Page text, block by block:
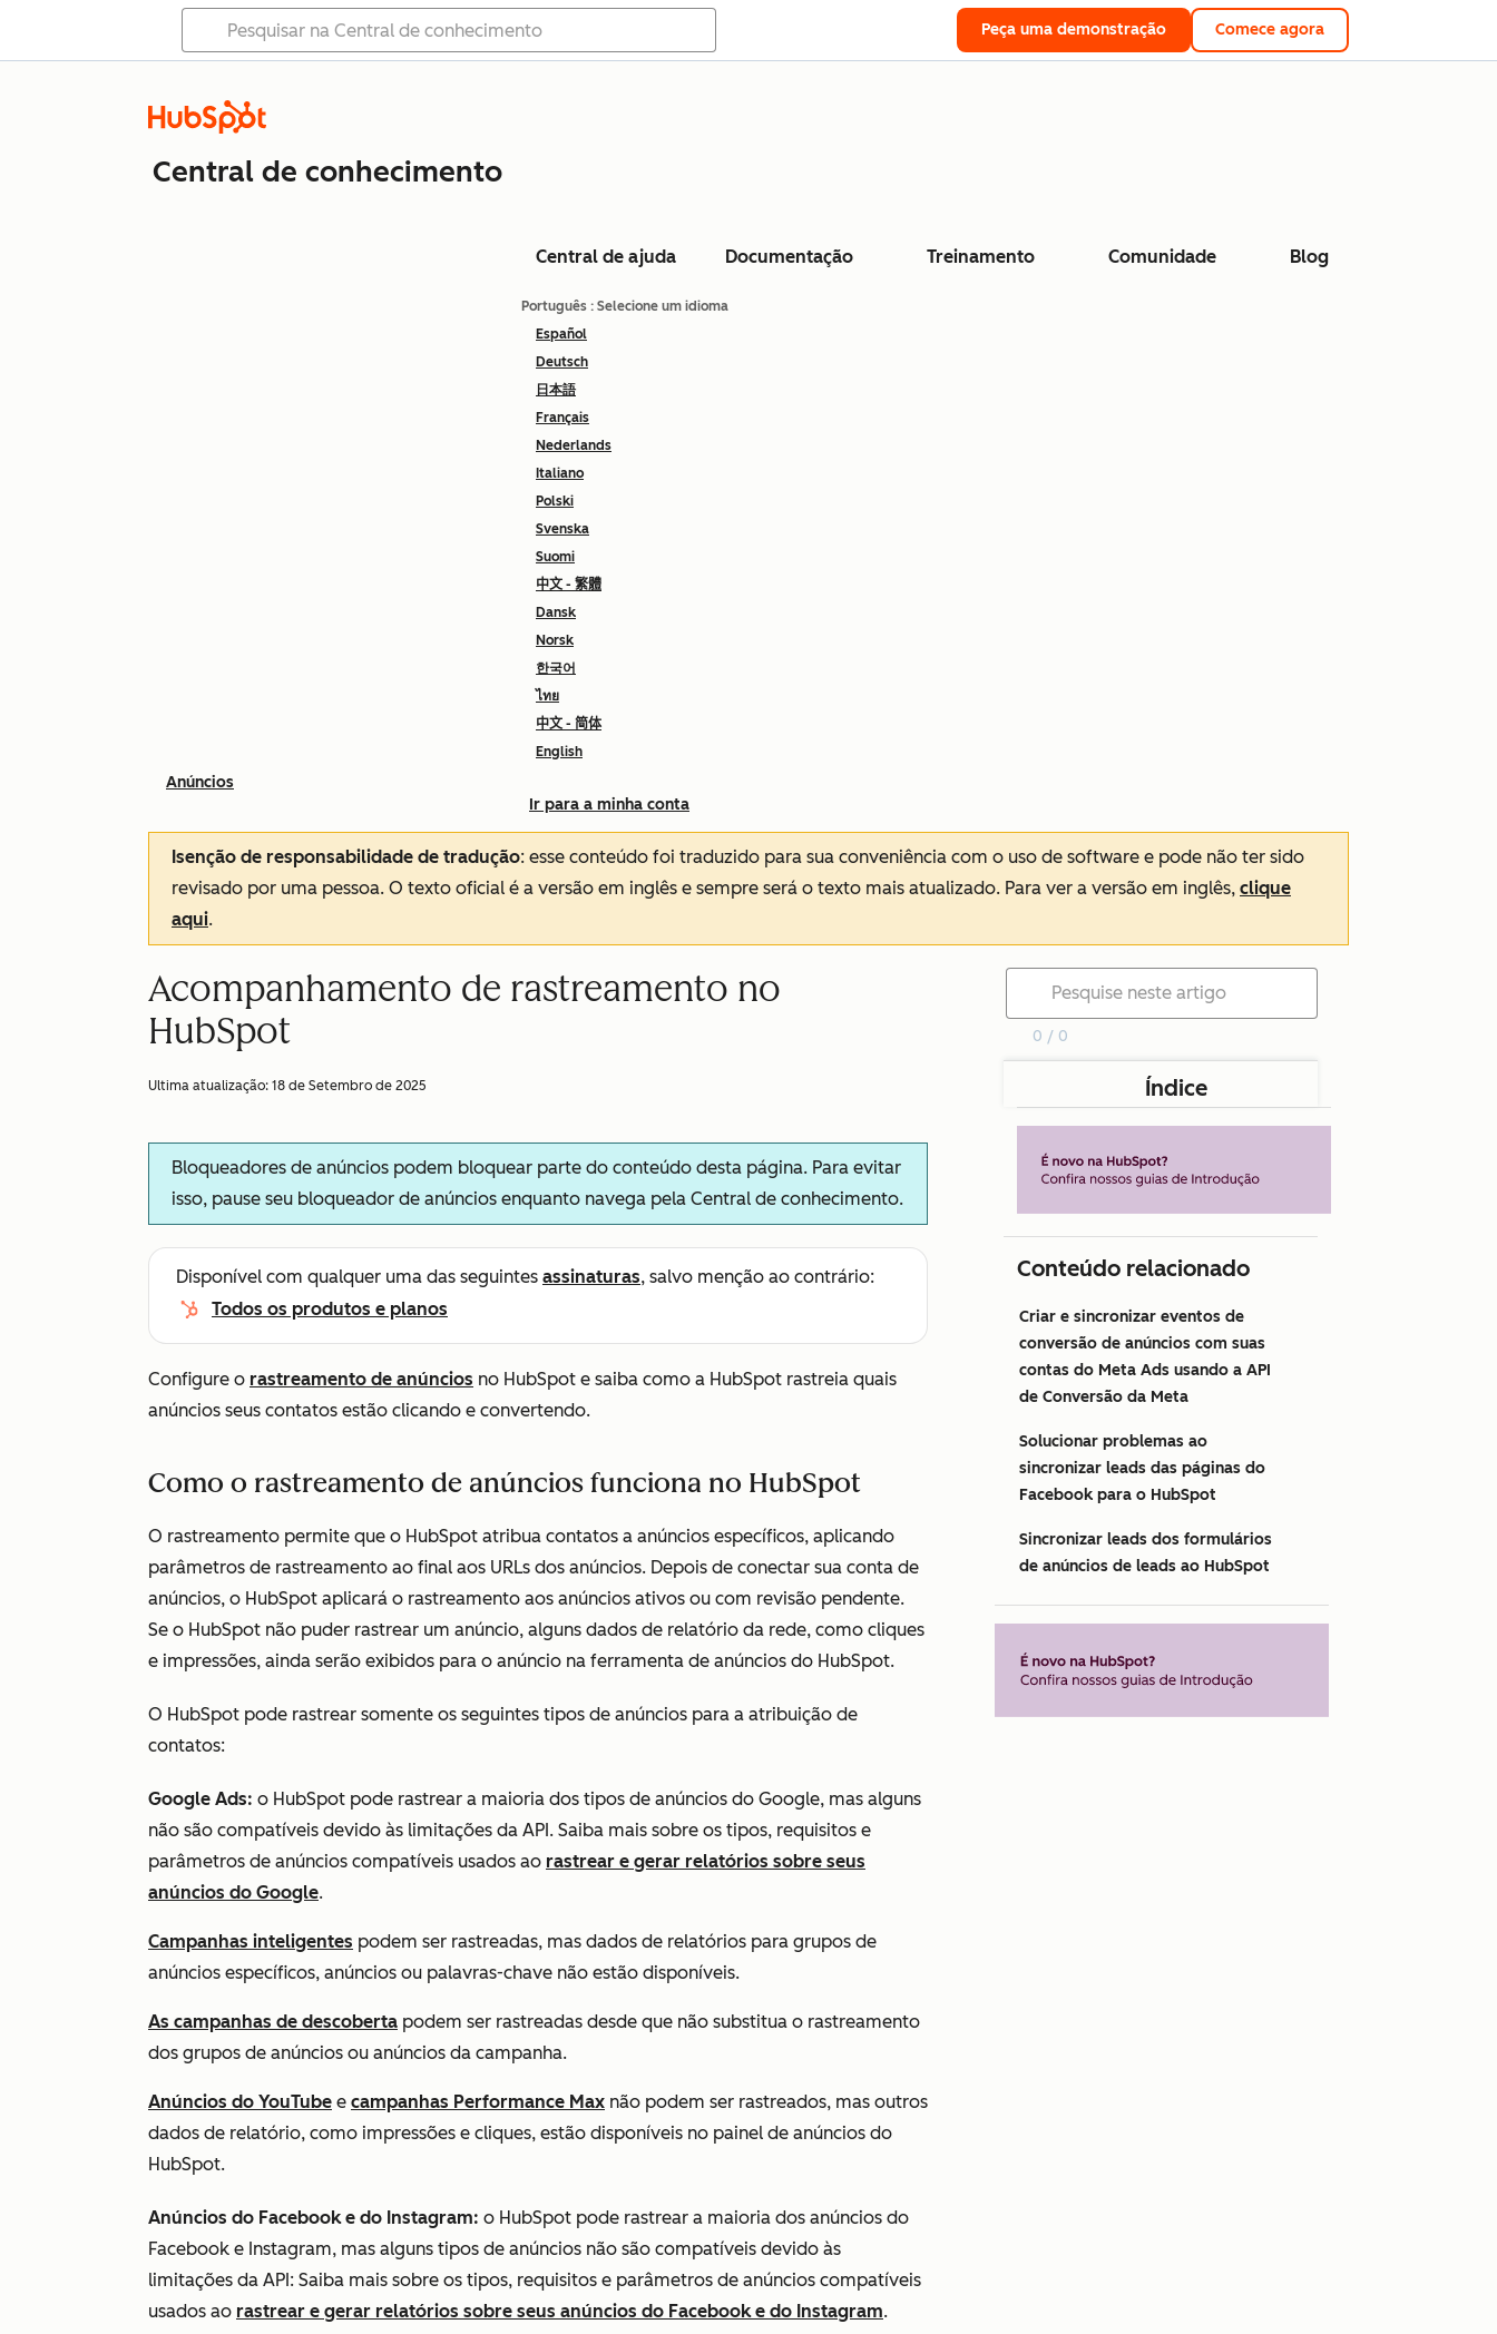
Peça uma demonstração Comece agora
Central de conhecimento
Central de ajuda Documentação Treinamento Comunidade Blog
Português : Selecione um idioma
Español
Deutsch
日本語
Français
Nederlands
Italiano
Polski
Svenska
Suomi
中文 - 繁體
Dansk
Norsk
한국어
ไทย
中文 - 简体
English
Ir para a minha conta
Anúncios
Isenção de responsabilidade de tradução: esse conteúdo foi traduzido para sua conveniência com o uso de software e pode não ter sido
revisado por uma pessoa. O texto oficial é a versão em inglês e sempre será o texto mais atualizado. Para ver a versão em inglês, clique
aqui.
Acompanhamento de rastreamento no
HubSpot
Ultima atualização: 18 de Setembro de 2025
Bloqueadores de anúncios podem bloquear parte do conteúdo desta página. Para evitar
isso, pause seu bloqueador de anúncios enquanto navega pela Central de conhecimento.
Disponível com qualquer uma das seguintes assinaturas, salvo menção ao contrário:
Todos os produtos e planos
Configure o rastreamento de anúncios no HubSpot e saiba como a HubSpot rastreia quais
anúncios seus contatos estão clicando e convertendo.
Como o rastreamento de anúncios funciona no HubSpot
O rastreamento permite que o HubSpot atribua contatos a anúncios específicos, aplicando
parâmetros de rastreamento ao final aos URLs dos anúncios. Depois de conectar sua conta de
anúncios, o HubSpot aplicará o rastreamento aos anúncios ativos ou com revisão pendente.
Se o HubSpot não puder rastrear um anúncio, alguns dados de relatório da rede, como cliques
e impressões, ainda serão exibidos para o anúncio na ferramenta de anúncios do HubSpot.
O HubSpot pode rastrear somente os seguintes tipos de anúncios para a atribuição de
contatos:
Google Ads: o HubSpot pode rastrear a maioria dos tipos de anúncios do Google, mas alguns
não são compatíveis devido às limitações da API. Saiba mais sobre os tipos, requisitos e
parâmetros de anúncios compatíveis usados ao rastrear e gerar relatórios sobre seus
anúncios do Google.
Campanhas inteligentes podem ser rastreadas, mas dados de relatórios para grupos de
anúncios específicos, anúncios ou palavras-chave não estão disponíveis.
As campanhas de descoberta podem ser rastreadas desde que não substitua o rastreamento
dos grupos de anúncios ou anúncios da campanha.
Anúncios do YouTube e campanhas Performance Max não podem ser rastreados, mas outros
dados de relatório, como impressões e cliques, estão disponíveis no painel de anúncios do
HubSpot.
Anúncios do Facebook e do Instagram: o HubSpot pode rastrear a maioria dos anúncios do
Facebook e Instagram, mas alguns tipos de anúncios não são compatíveis devido às
limitações da API: Saiba mais sobre os tipos, requisitos e parâmetros de anúncios compatíveis
usados ao rastrear e gerar relatórios sobre seus anúncios do Facebook e do Instagram.
0 / 0
Índice
Conteúdo relacionado
Criar e sincronizar eventos de
conversão de anúncios com suas
contas do Meta Ads usando a API
de Conversão da Meta
Solucionar problemas ao
sincronizar leads das páginas do
Facebook para o HubSpot
Sincronizar leads dos formulários
de anúncios de leads ao HubSpot